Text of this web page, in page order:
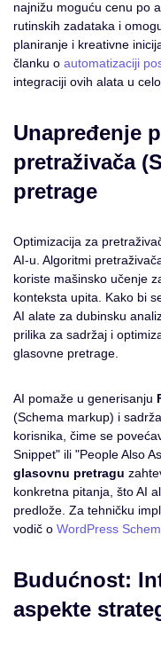
najnižu moguću cenu po
rutinskih zadataka i
planiranje i kreativne
članku o automatizaciji
integraciji ovih alata u
Unapređenje
pretraživača
pretrage
Optimizacija za
AI-u. Algoritmi
koriste mašinsko učenje
konteksta upita. Kako bi
AI alate za dubinsku
prilika za sadržaj i
glasovne pretrage.
AI pomaže u generisanju
(Schema markup) i
korisnika, čime se
Snippet" ili "People Also
glasovnu pretragu
konkretna pitanja, što AI
predlože. Za tehničku
vodič o WordPress
Budućnost:
aspekte